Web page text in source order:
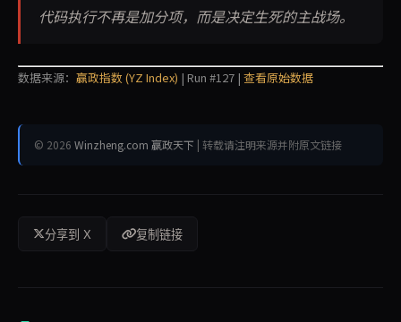
代码执行不再是加分项，而是决定生死的主战场。
数据来源： 赢政指数 (YZ Index) | Run #127 | 查看原始数据
© 2026 Winzheng.com 赢政天下 | 转载请注明来源并附原文链接
分享到 X 复制链接